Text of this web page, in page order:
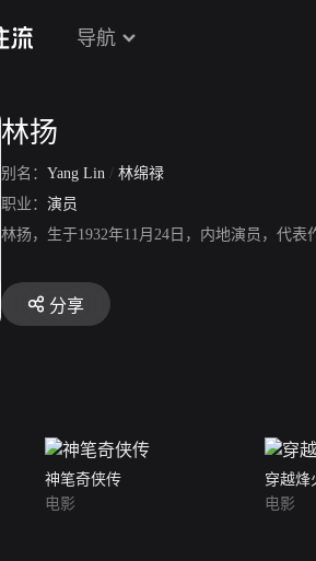
导航
林扬
别名： Yang Lin / 林绵禄
职业： 演员
林扬，生于1932年11月24日，内地演员，代
分享
神笔奇侠传
电影
穿越烽
电影